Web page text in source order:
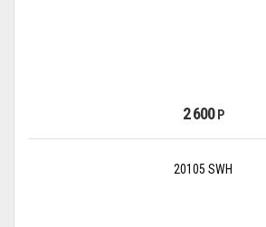
2 600 Р
20105 SWH